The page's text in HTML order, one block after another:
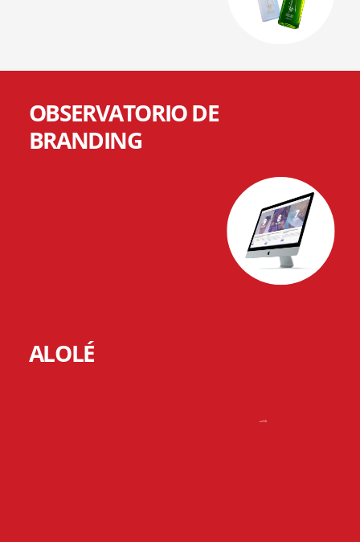
OBSERVATORIO DE
BRANDING
ALOLÉ